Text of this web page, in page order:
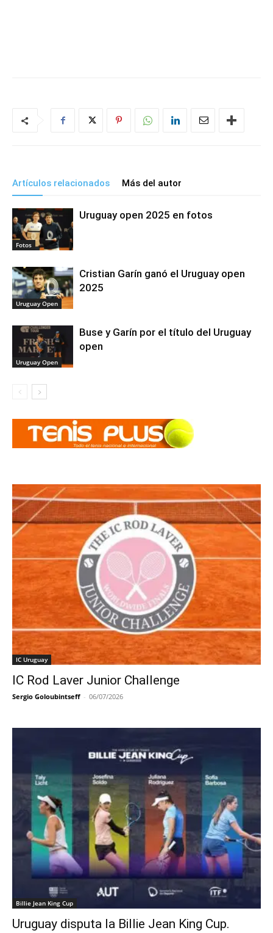
Artículos relacionados Más del autor
Fotos
Uruguay open 2025 en fotos
Uruguay Open
Cristian Garín ganó el Uruguay open
2025
Uruguay Open
Buse y Garín por el título del Uruguay
open
IC Uruguay
IC Rod Laver Junior Challenge
Sergio Goloubintseff - 06/07/2026
Billie Jean King Cup
Uruguay disputa la Billie Jean King Cup.